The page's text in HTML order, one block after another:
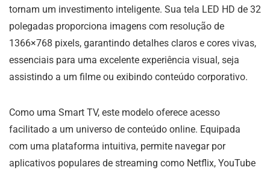
tornam um investimento inteligente. Sua tela LED HD de 32
polegadas proporciona imagens com resolução de
1366×768 pixels, garantindo detalhes claros e cores vivas,
essenciais para uma excelente experiência visual, seja
assistindo a um filme ou exibindo conteúdo corporativo.
Como uma Smart TV, este modelo oferece acesso
facilitado a um universo de conteúdo online. Equipada
com uma plataforma intuitiva, permite navegar por
aplicativos populares de streaming como Netflix, YouTube